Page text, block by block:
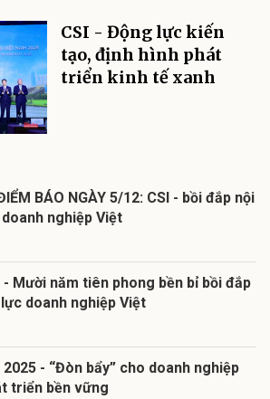
CSI - Động lực kiến
tạo, định hình phát
triển kinh tế xanh
BÁO NGÀY 5/12: CSI - bồi đắp nội
doanh nghiệp Việt
- Mười năm tiên phong bền bỉ bồi đắp
doanh nghiệp Việt
2025 - “Đòn bẩy” cho doanh nghiệp
triển bền vững